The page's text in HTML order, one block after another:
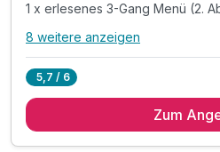
1 x erlesenes 3-Gang Menü (2.
Alle Inklusivleistungen
2 x unser Frühstücksbuffet
8 weitere anzeigen
5,7 / 6
Zum